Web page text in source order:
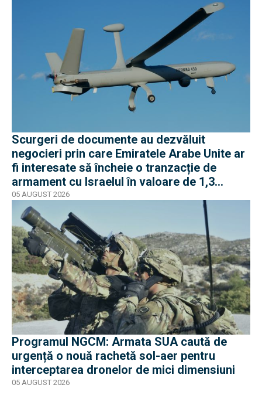
Scurgeri de documente au dezvăluit
negocieri prin care Emiratele Arabe Unite ar
fi interesate să încheie o tranzacție de
armament cu Israelul în valoare de 1,3
miliarde de dolari
05 AUGUST 2026
Programul NGCM: Armata SUA caută de
urgență o nouă rachetă sol-aer pentru
interceptarea dronelor de mici dimensiuni
05 AUGUST 2026